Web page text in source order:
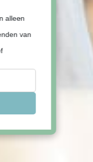
alleen
van